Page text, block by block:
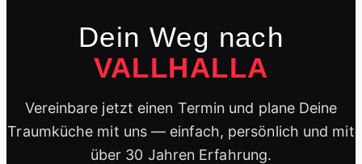
Dein Weg nach
VALLHALLA
Vereinbare jetzt einen Termin und plane Deine
Traumküche mit uns — einfach, persönlich und mit
über 30 Jahren Erfahrung.